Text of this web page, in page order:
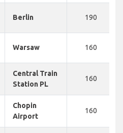
Berlin 190
Warsaw 160
Central Train
Station PL
160
Chopin
Airport
160